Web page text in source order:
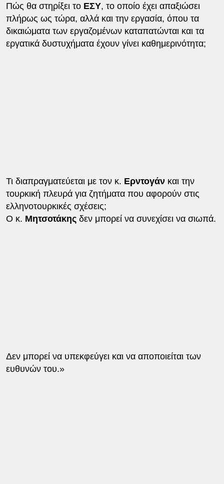
Πώς θα στηρίξει το ΕΣΥ, το οποίο έχει απαξιώσει
πλήρως ως τώρα, αλλά και την εργασία, όπου τα
δικαιώματα των εργαζομένων καταπατώνται και τα
εργατικά δυστυχήματα έχουν γίνει καθημερινότητα;
Τι διαπραγματεύεται με τον κ. Ερντογάνκαι την
τουρκική πλευρά για ζητήματα που αφορούν στις
ελληνοτουρκικές σχέσεις;
Ο κ. Μητσοτάκηςδεν μπορεί να συνεχίσει να σιωπά.
Δεν μπορεί να υπεκφεύγει και να αποποιείται των
ευθυνών του.»